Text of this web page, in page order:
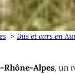
Bus et cars en
Rhône-Alpes, un